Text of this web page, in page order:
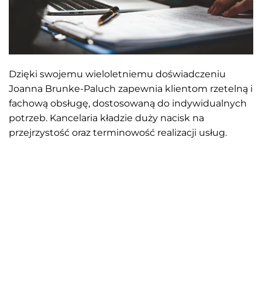
Dzięki swojemu wieloletniemu doświadczeniu
Joanna Brunke-Paluch zapewnia klientom rzetelną i
fachową obsługę, dostosowaną do indywidualnych
potrzeb. Kancelaria kładzie duży nacisk na
przejrzystość oraz terminowość realizacji usług.